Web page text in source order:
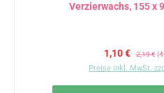
Verzierwachs, 155 x
1,10 € 2,19 €
Preise inkl. MwSt.